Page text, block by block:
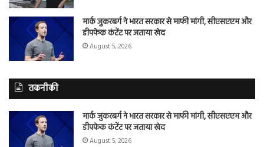
मार्क जुकरबर्ग ने भारत सरकार से माफी मांगी, सीएसएएम और
डीपफेक कंटेंट पर जताया खेद
August 5, 2026
तकनीकी
मार्क जुकरबर्ग ने भारत सरकार से माफी मांगी, सीएसएएम और
डीपफेक कंटेंट पर जताया खेद
August 5, 2026